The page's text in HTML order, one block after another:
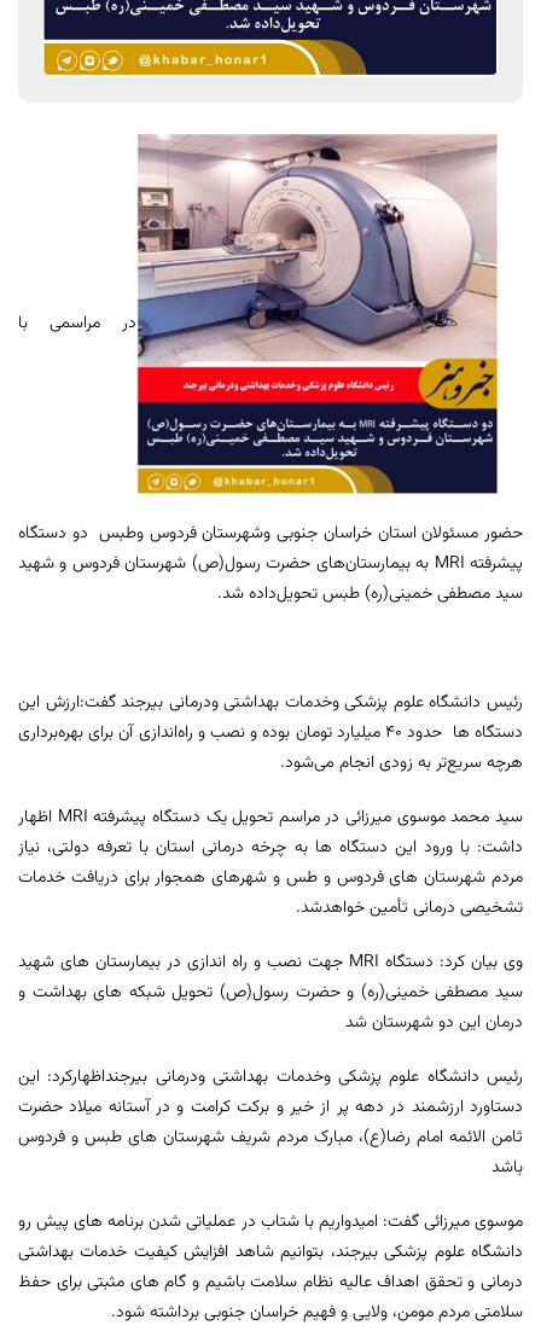
در مراسمی با
حضور مسئولان استان خراسان جنوبی وشهرستان فردوس وطبس دو دستگاه
پیشرفته MRI به بیمارستان‌های حضرت رسول(ص) شهرستان فردوس و شهید
سید مصطفی خمینی(ره) طبس تحویل‌داده شد.
رئیس دانشگاه علوم پزشکی وخدمات بهداشتی ودرمانی بیرجند گفت:ارزش این
دستگاه ها حدود ۴۰ میلیارد تومان بوده و نصب و راه‌اندازی آن برای بهره‌برداری
هرچه سریع‌تر به زودی انجام می‌شود.
سید محمد موسوی میرزائی در مراسم تحویل یک دستگاه پیشرفته MRI اظهار
داشت: با ورود این دستگاه ها به چرخه درمانی استان با تعرفه دولتی، نیاز
مردم شهرستان های فردوس و طس و شهرهای همجوار برای دریافت خدمات
تشخیصی درمانی تأمین خواهدشد.
وی بیان کرد: دستگاه MRI جهت نصب و راه اندازی در بیمارستان های شهید
سید مصطفی خمینی(ره) و حضرت رسول(ص) تحویل شبکه های بهداشت و
درمان این دو شهرستان شد
رئیس دانشگاه علوم پزشکی وخدمات بهداشتی ودرمانی بیرجنداظهارکرد: این
دستاورد ارزشمند در دهه پر از خیر و برکت کرامت و در آستانه میلاد حضرت
ثامن الائمه امام رضا(ع)، مبارک مردم شریف شهرستان های طبس و فردوس
باشد
موسوی میرزائی گفت: امیدواریم با شتاب در عملیاتی شدن برنامه های پیش رو
دانشگاه علوم پزشکی بیرجند، بتوانیم شاهد افزایش کیفیت خدمات بهداشتی
درمانی و تحقق اهداف عالیه نظام سلامت باشیم و گام های مثبتی برای حفظ
سلامتی مردم مومن، ولایی و فهیم خراسان جنوبی برداشته شود.